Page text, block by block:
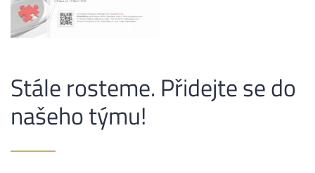
Stále rosteme. Přidejte se do
našeho týmu!